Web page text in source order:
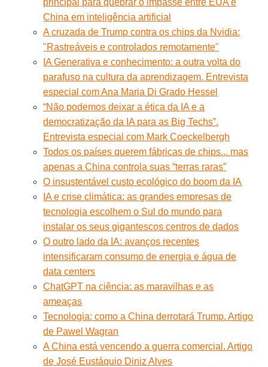
China em inteligência artificial
A cruzada de Trump contra os chips da Nvidia:
"Rastreáveis e controlados remotamente"
IA Generativa e conhecimento: a outra volta do
parafuso na cultura da aprendizagem. Entrevista
especial com Ana Maria Di Grado Hessel
“Não podemos deixar a ética da IA e a
democratização da IA para as Big Techs”.
Entrevista especial com Mark Coeckelbergh
Todos os países querem fábricas de chips... mas
apenas a China controla suas “terras raras”
O insustentável custo ecológico do boom da IA
IA e crise climática: as grandes empresas de
tecnologia escolhem o Sul do mundo para
instalar os seus gigantescos centros de dados
O outro lado da IA: avanços recentes
intensificaram consumo de energia e água de
data centers
ChatGPT na ciência: as maravilhas e as
ameaças
Tecnologia: como a China derrotará Trump. Artigo
de Pawel Wagran
A China está vencendo a guerra comercial. Artigo
de José Eustáquio Diniz Alves